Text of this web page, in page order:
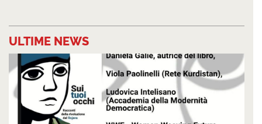
ULTIME NEWS